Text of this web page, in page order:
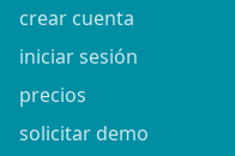
crear cuenta
iniciar sesión
precios
solicitar demo